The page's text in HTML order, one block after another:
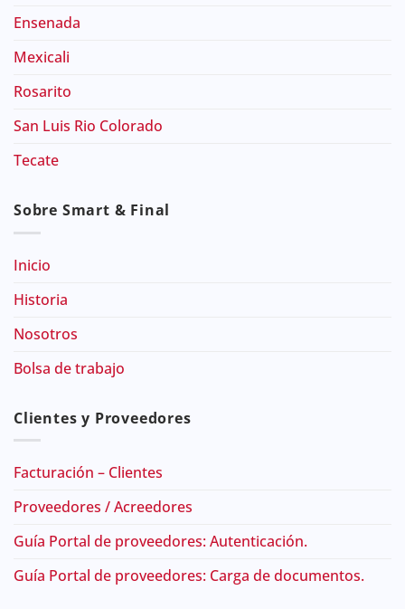
Ensenada
Mexicali
Rosarito
San Luis Rio Colorado
Tecate
Sobre Smart & Final
Inicio
Historia
Nosotros
Bolsa de trabajo
Clientes y Proveedores
Facturación – Clientes
Proveedores / Acreedores
Guía Portal de proveedores: Autenticación.
Guía Portal de proveedores: Carga de documentos.